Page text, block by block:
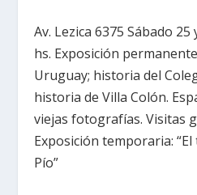
Av. Lezica 6375 Sábado
hs. Exposición
Uruguay; historia del
historia de Villa Colón.
viejas fotografías. Visitas
Exposición temporaria:
Pío”